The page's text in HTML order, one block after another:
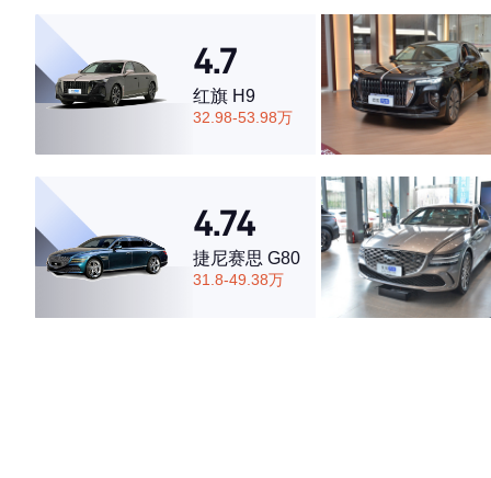
·空间表现一般，低于54%同级车
4.7
红旗 H9
32.98-53.98万
4.74
捷尼赛思 G80
31.8-49.38万